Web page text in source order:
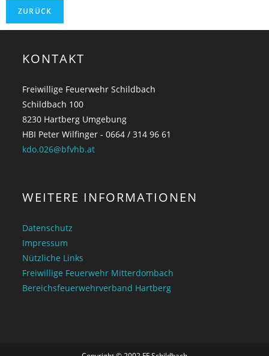
KONTAKT
Freiwillige Feuerwehr Schildbach
Schildbach 100
8230 Hartberg Umgebung
HBI Peter Wilfinger - 0664 / 314 96 61
kdo.026@bfvhb.at
WEITERE INFORMATIONEN
Datenschutz
Impressum
Nützliche Links
Freiwillige Feuerwehr Mitterdombach
Bereichsfeuerwehrverband Hartberg